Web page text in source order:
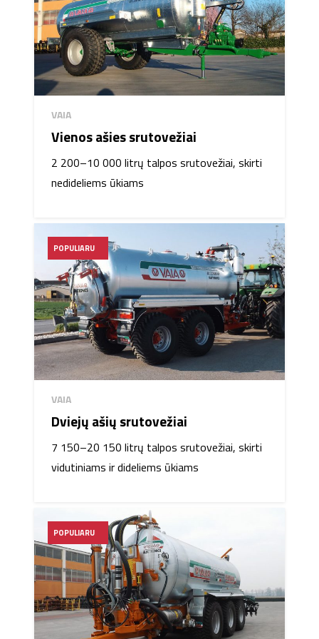
gerinti gaminių kokybę, patenkinant klientų poreikius ir
liekant vienais geriausių šiame sektoriuje; antra, išplėsti
klientų ratą ir padidinti produkciją į užsienio rinkas.
Šiuo metuVAIAgamina aukštos klasės ir kokybiškus
srutvežius įvairių ūkių poreikiams. Tik patikimi ir kokybiški
srutvežiai.
VAIA
Vienos ašies srutovežiai
2 200–10 000 litrų talpos srutovežiai, skirti
nedideliems ūkiams
POPULIARU
VAIA
Dviejų ašių srutovežiai
7 150–20 150 litrų talpos srutovežiai, skirti
vidutiniams ir dideliems ūkiams
POPULIARU